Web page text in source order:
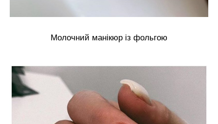
Молочний манікюр із фольгою